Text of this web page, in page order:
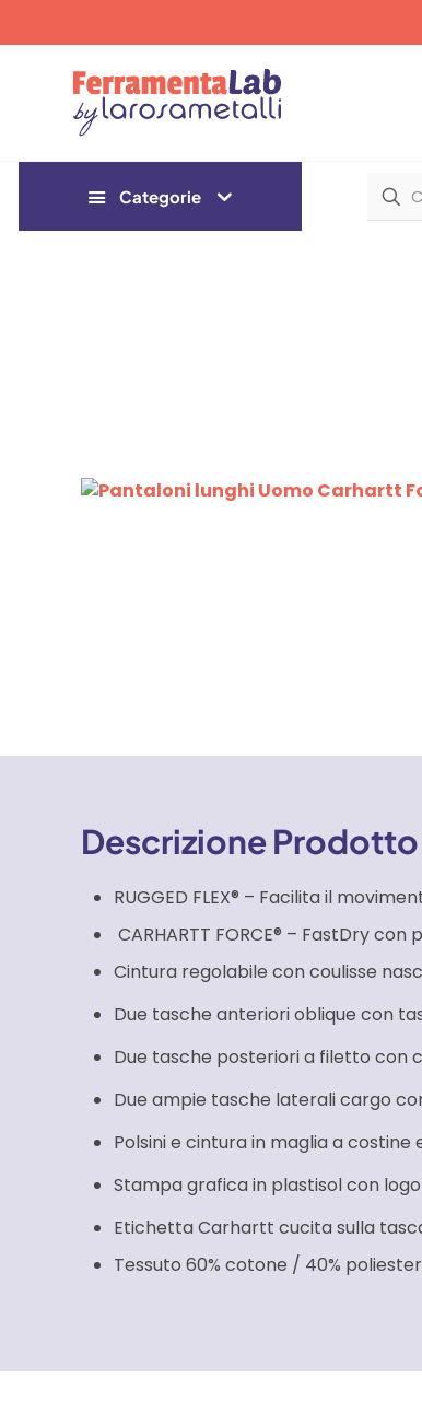
Categorie
Descrizione Prodotto
RUGGED FLEX® – Facilita il
CARHARTT FORCE® – FastDry
Cintura regolabile con coulisse
Due tasche anteriori oblique con
Due tasche posteriori a filetto con
Due ampie tasche laterali cargo
Polsini e cintura in maglia a
Stampa grafica in plastisol con
Etichetta Carhartt cucita sulla
Tessuto 60% cotone / 40%